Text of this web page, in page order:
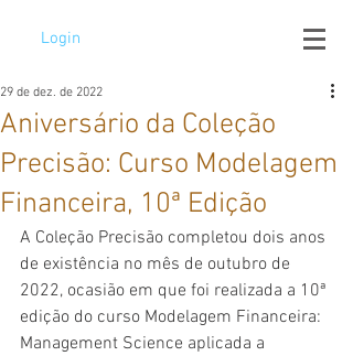
Login
Aniversário da Coleção
Precisão: Curso Modelagem
Financeira, 10ª Edição
29 de dez. de 2022
A Coleção Precisão completou dois anos
de existência no mês de outubro de
2022, ocasião em que foi realizada a 10ª
edição do curso Modelagem Financeira:
Management Science aplicada a